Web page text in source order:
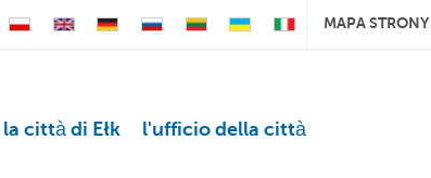
MAPA STRONY
la città di Ełk l'ufficio della città